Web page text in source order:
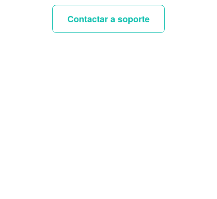
Contactar a soporte